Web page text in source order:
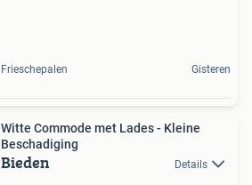
Frieschepalen Gisteren
Witte Commode met Lades - Kleine
Beschadiging
Bieden Details